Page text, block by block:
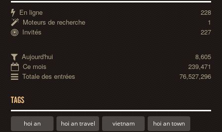
En ligne
228
Moteurs de recherche
1
Invités
227
Aujourd'hui
8,605
Ce mois
239,471
Totale des entrées
76,527,296
TAGS
hoi an hoi an travel vietnam hoi an town